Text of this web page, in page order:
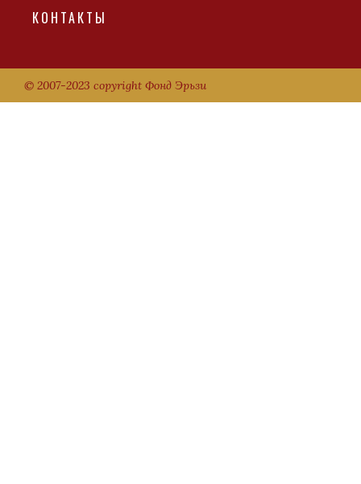
КОНТАКТЫ
© 2007-2023 copyright Фонд Эрьзи